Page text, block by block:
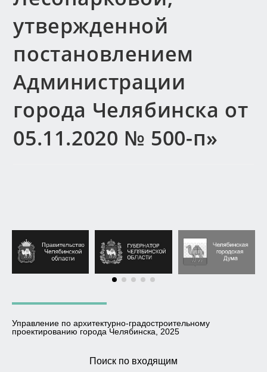
утвержденной
постановлением
Администрации
города Челябинска от
05.11.2020 № 500-п»
Управление по архитектурно-градостроительному
проектированию города Челябинска, 2025
Поиск по входящим